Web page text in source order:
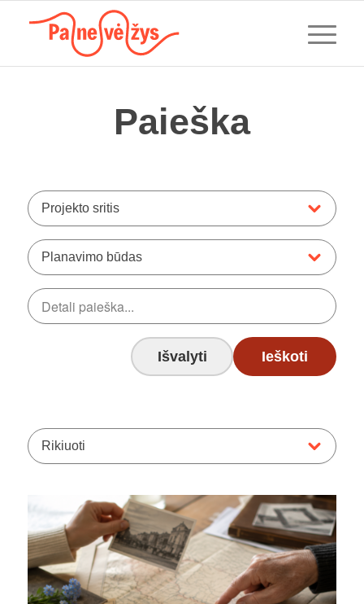
Paieška
Projekto sritis
Planavimo būdas
Išvalyti Ieškoti
Rikiuoti